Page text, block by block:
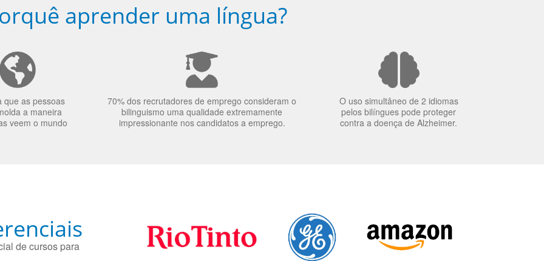
aprender uma língua?
que as pessoas
a maneira
veem o mundo
70% dos recrutadores de emprego consideram o
bilinguismo uma qualidade extremamente
impressionante nos candidatos a emprego.
O uso simultâneo de 2 idiomas
pelos bilíngues pode proteger
contra a doença de Alzheimer.
de cursos para